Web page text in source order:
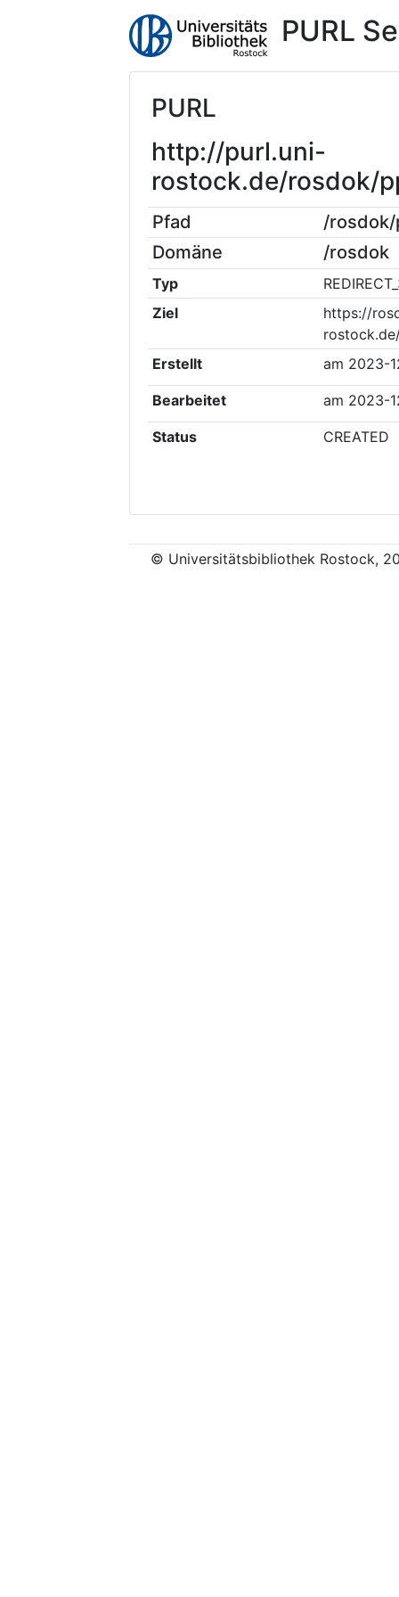
PURL
PURL
http://purl.uni-
rostock.de/rosdok/
Pfad
/rosdok/
Domäne
/rosdok
Typ
Ziel
https://
Erstellt
am 2023-
Bearbeitet am 2023-
Status CREATED
© Universitätsbibliothek Rostock,